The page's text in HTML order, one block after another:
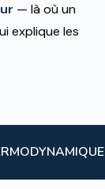
— là où un
explique les